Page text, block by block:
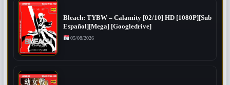
Bleach: TYBW – Calamity [02/10] HD [1080P][Sub
Español][Mega] [Googledrive]
05/08/2026